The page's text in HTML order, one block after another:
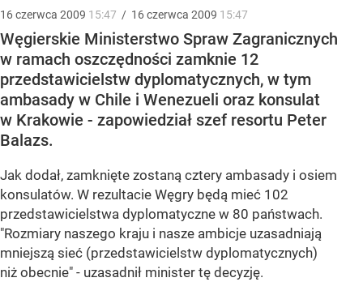
16czerwca 2009 15:47 / 16czerwca 2009 15:47
Węgierskie Ministerstwo Spraw Zagranicznych
w ramach oszczędności zamknie 12
przedstawicielstw dyplomatycznych, w tym
ambasady w Chile i Wenezueli oraz konsulat
w Krakowie - zapowiedział szef resortu Peter
Balazs.
Jak dodał, zamknięte zostaną cztery ambasady i osiem
konsulatów. W rezultacie Węgry będą mieć 102
przedstawicielstwa dyplomatyczne w 80 państwach.
"Rozmiary naszego kraju i nasze ambicje uzasadniają
mniejszą sieć (przedstawicielstw dyplomatycznych)
niż obecnie" - uzasadnił minister tę decyzję.